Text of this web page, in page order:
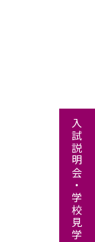
入試説明会・学校見学